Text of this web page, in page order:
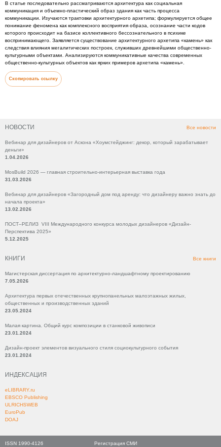
НОВОСТИ Все новости
Вебинар для дизайнеров от Аскона «Хоумстейджинг: декор, который зарабатывает
деньги»
1.04.2026
MosBuild 2026 — главная строительно-интерьерная выставка года
31.03.2026
Вебинар для дизайнеров «Загородный дом под аренду: что дизайнеру важно знать до
начала проекта»
13.02.2026
ПОСТ–РЕЛИЗ VIII Международного конкурса молодых дизайнеров «Дизайн-
Перспектива 2025»
5.12.2025
КНИГИ Все книги
Магистерская диссертация по архитектурно-ландшафтному проектированию
7.05.2026
Архитектура первых отечественных крупнопанельных малоэтажных жилых,
общественных и производственных зданий
23.05.2024
Малая картина. Общий курс композиции в станковой живописи
23.01.2024
Дизайн-проект элементов визуального стиля социокультурного события
23.01.2024
ИНДЕКСАЦИЯ
eLIBRARY.ru
EBSCO Publishing
ULRICHSWEB
EuroPub
DOAJ
В статье последовательно рассматриваются архитектура как социальная
коммуникация и объемно-пластический образ здания как часть процесса
коммуникации. Изучаются трактовки архитектурного архетипа; формулируется общее
понимание феномена как комплексного восприятия образа, осознание части кодов
которого происходит на базисе коллективного бессознательного в психике
воспринимающего. Заявляется существование архитектурного архетипа «камень» как
следствия влияния мегалитических построек, служивших древнейшими общественно-
культурными объектами. Анализируются коммуникативные качества современных
общественно-культурных объектов как ярких примеров архетипа «камень».
Скопировать ссылку
ISSN 1990-4126
Регистрация СМИ